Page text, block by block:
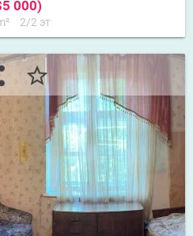
000)
2/2 эт
star_border